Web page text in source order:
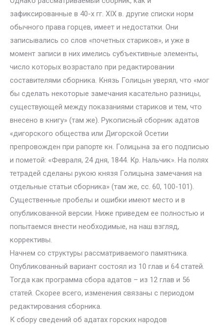
зафиксированные в 40-х гг. XIX в. другие списки норм
обычного права горцев, имеет и недостатки. Они
записывались со слов «почетных стариков», и уже в
момент записи в них имелись субъективные элементы,
число которых возрастало при редактировании
составителями сборника. Князь Голицын уверял, что «мог
бы сделать некоторые замечания касательно разницы,
существующей между показаниями стариков и тем, что
внесено в книгу» (там же). Рукописный сборник адатов
«дигорского общества или Дигорской Осетии
препровожден при рапорте кн. Голицына за его подписью
и пометой: «Февраля, 24 дня, 1844. Кр. Нальчик». На полях
тетрадей сделаны рукою князя Голицына замечания на
отдельные статьи сборника» (там же, сс. 60, 100-101).
Существенные пробелы и ошибки имеют место и в
опубликованной версии. Ниже приведем ее полностью и
попытаемся внести необходимые, на наш взгляд,
коррективы.
Начнем со структуры рассматриваемого памятника.
Опубликованный вариант состоял из 10 глав и 64 статей.
Тогда как программа сбора адатов – из 12 глав и 56
статей. Скорее всего, изменения связаны с периодом
редактирования сборника.
К сбору сведений об адатах горских народов